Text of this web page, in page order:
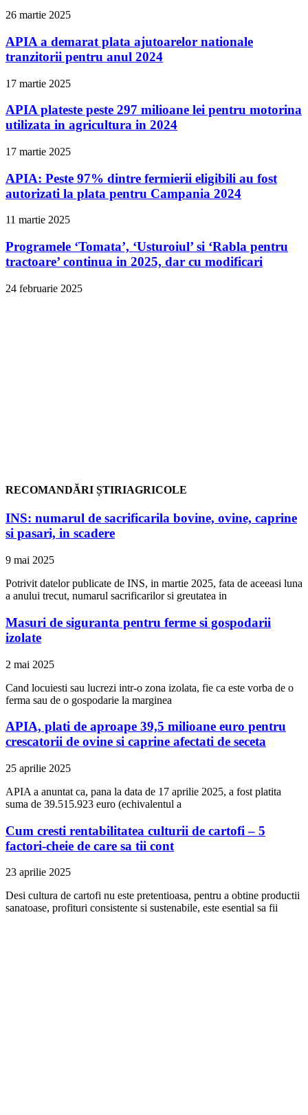
26 martie 2025
APIA a demarat plata ajutoarelor nationale
tranzitorii pentru anul 2024
17 martie 2025
APIA plateste peste 297 milioane lei pentru motorina
utilizata in agricultura in 2024
17 martie 2025
APIA: Peste 97% dintre fermierii eligibili au fost
autorizati la plata pentru Campania 2024
11 martie 2025
Programele ‘Tomata’, ‘Usturoiul’ si ‘Rabla pentru
tractoare’ continua in 2025, dar cu modificari
24 februarie 2025
RECOMANDĂRI ȘTIRIAGRICOLE
INS: numarul de sacrificarila bovine, ovine, caprine
si pasari, in scadere
9 mai 2025
Potrivit datelor publicate de INS, in martie 2025, fata de aceeasi luna
a anului trecut, numarul sacrificarilor si greutatea in
Masuri de siguranta pentru ferme si gospodarii
izolate
2 mai 2025
Cand locuiesti sau lucrezi intr-o zona izolata, fie ca este vorba de o
ferma sau de o gospodarie la marginea
APIA, plati de aproape 39,5 milioane euro pentru
crescatorii de ovine si caprine afectati de seceta
25 aprilie 2025
APIA a anuntat ca, pana la data de 17 aprilie 2025, a fost platita
suma de 39.515.923 euro (echivalentul a
Cum cresti rentabilitatea culturii de cartofi – 5
factori-cheie de care sa tii cont
23 aprilie 2025
Desi cultura de cartofi nu este pretentioasa, pentru a obtine productii
sanatoase, profituri consistente si sustenabile, este esential sa fii